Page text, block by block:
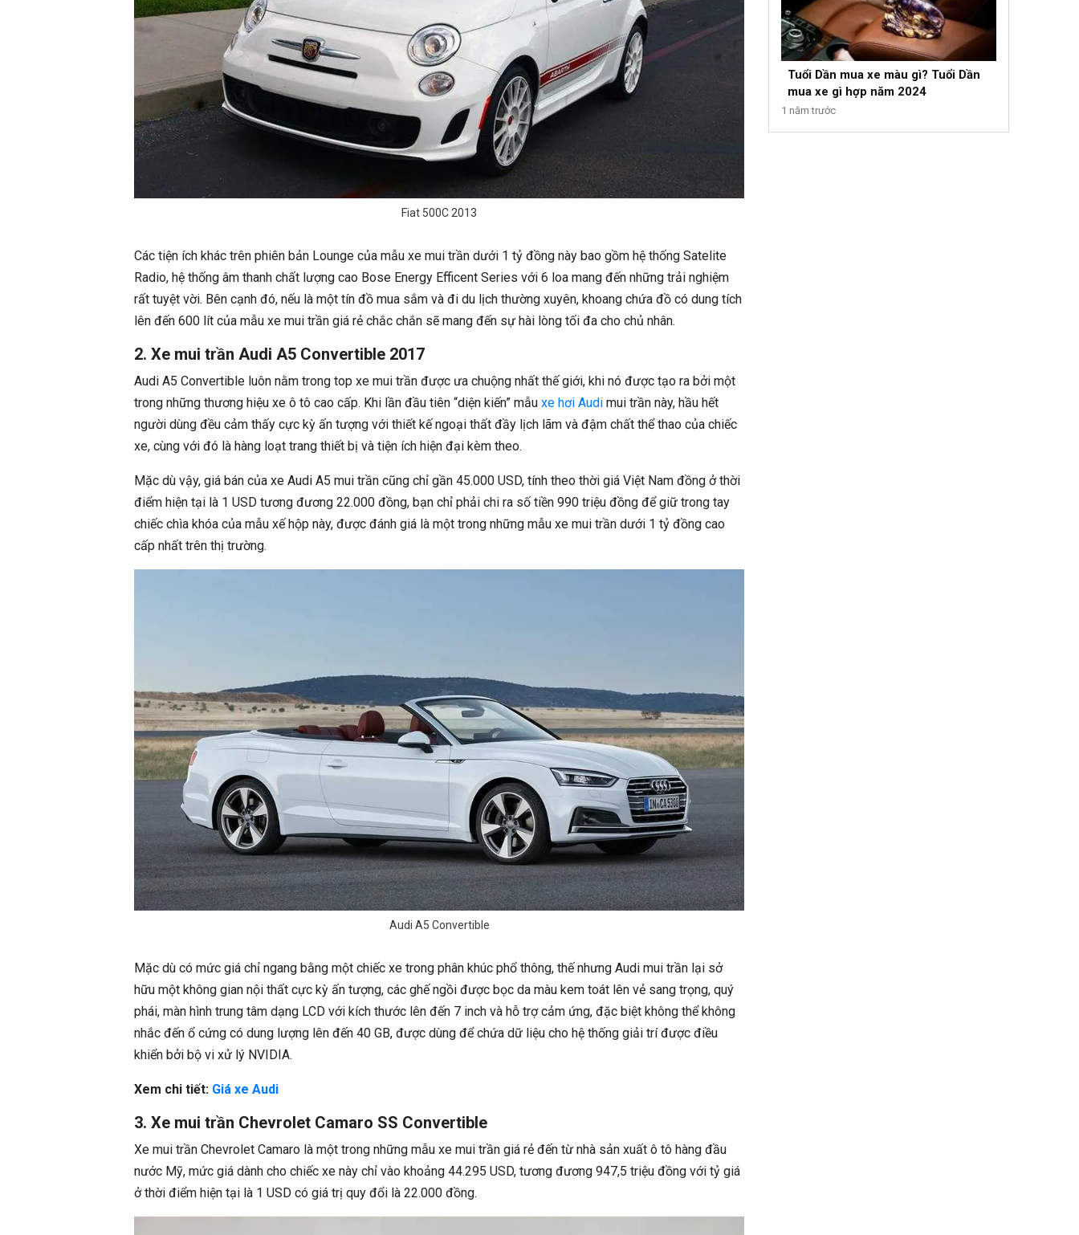
Fiat 500C 2013
Các tiện ích khác trên phiên bản Lounge của mẫu xe mui trần dưới 1 tỷ đồng này bao gồm hệ thống Satelite
Radio, hệ thống âm thanh chất lượng cao Bose Energy Efficent Series với 6 loa mang đến những trải nghiệm
rất tuyệt vời. Bên cạnh đó, nếu là một tín đồ mua sắm và đi du lịch thường xuyên, khoang chứa đồ có dung tích
lên đến 600 lít của mẫu xe mui trần giá rẻ chắc chắn sẽ mang đến sự hài lòng tối đa cho chủ nhân.
2. Xe mui trần Audi A5 Convertible 2017
Audi A5 Convertible luôn nằm trong top xe mui trần được ưa chuộng nhất thế giới, khi nó được tạo ra bởi một
trong những thương hiệu xe ô tô cao cấp. Khi lần đầu tiên “diện kiến” mẫu xe hơi Audi mui trần này, hầu hết
người dùng đều cảm thấy cực kỳ ấn tượng với thiết kế ngoại thất đầy lịch lãm và đậm chất thể thao của chiếc
xe, cùng với đó là hàng loạt trang thiết bị và tiện ích hiện đại kèm theo.
Mặc dù vậy, giá bán của xe Audi A5 mui trần cũng chỉ gần 45.000 USD, tính theo thời giá Việt Nam đồng ở thời
điểm hiện tại là 1 USD tương đương 22.000 đồng, bạn chỉ phải chi ra số tiền 990 triệu đồng để giữ trong tay
chiếc chìa khóa của mẫu xế hộp này, được đánh giá là một trong những mẫu xe mui trần dưới 1 tỷ đồng cao
cấp nhất trên thị trường.
Audi A5 Convertible
Mặc dù có mức giá chỉ ngang bằng một chiếc xe trong phân khúc phổ thông, thế nhưng Audi mui trần lại sở
hữu một không gian nội thất cực kỳ ấn tượng, các ghế ngồi được bọc da màu kem toát lên vẻ sang trọng, quý
phái, màn hình trung tâm dạng LCD với kích thước lên đến 7 inch và hỗ trợ cảm ứng, đặc biệt không thể không
nhắc đến ổ cứng có dung lượng lên đến 40 GB, được dùng để chứa dữ liệu cho hệ thống giải trí được điều
khiển bởi bộ vi xử lý NVIDIA.
Xem chi tiết: Giá xe Audi
3. Xe mui trần Chevrolet Camaro SS Convertible
Xe mui trần Chevrolet Camaro là một trong những mẫu xe mui trần giá rẻ đến từ nhà sản xuất ô tô hàng đầu
nước Mỹ, mức giá dành cho chiếc xe này chỉ vào khoảng 44.295 USD, tương đương 947,5 triệu đồng với tỷ giá
ở thời điểm hiện tại là 1 USD có giá trị quy đổi là 22.000 đồng.
Tuổi Dần mua xe màu gì? Tuổi Dần
mua xe gì hợp năm 2024
1 năm trước